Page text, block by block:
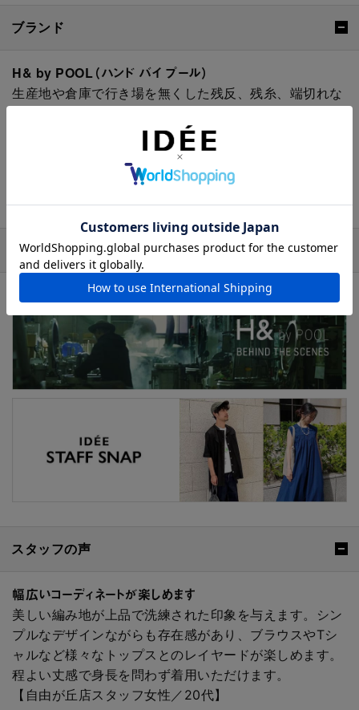
ブランド
H& by POOL（ハンド バイ プール）
生産地や倉庫で行き場を無くした残反、残糸、端切れな
H& by POOL（ハンド バイ プール）
生産者とお客さまを繋ぎ、生産背景も丁寧に紡いでい
皆川明さんのディレクションによるPOOL
おすすめの特集
スタッフの声
幅広いコーディネートが楽しめます
美しい編み地が上品で洗練された印象を与えます。シン
プルなデザインながらも存在感があり、ブラウスやTシ
ャルなど様々なトップスとのレイヤードが楽しめます。
程よい丈感で身長を問わず着用いただけます。
【自由が丘店スタッフ女性／20代】